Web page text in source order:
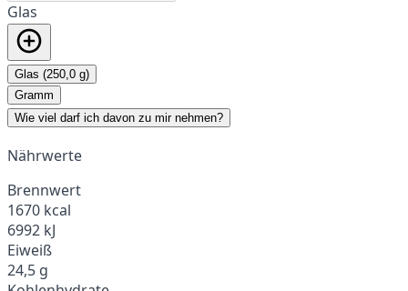
Glas
Glas (250,0 g)
Gramm
Wie viel darf ich davon zu mir nehmen?
Nährwerte
Brennwert
1670 kcal
6992 kJ
Eiweiß
24,5 g